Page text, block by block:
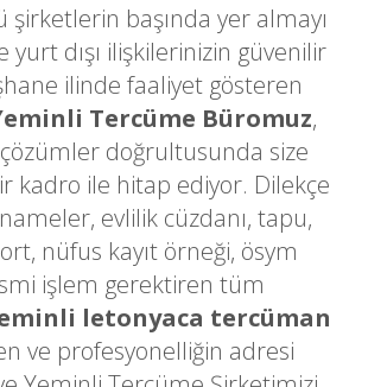
şirketlerin başında yer almayı
yurt dışı ilişkilerinizin güvenilir
ilinde faaliyet gösteren
Tercüme Büromuz,
çözümler doğrultusunda size
kadro ile hitap ediyor. Dilekçe
evlilik cüzdanı, tapu,
nüfus kayıt örneği, ösym
işlem gerektiren tüm
letonyaca tercüman
ve profesyonelliğin adresi